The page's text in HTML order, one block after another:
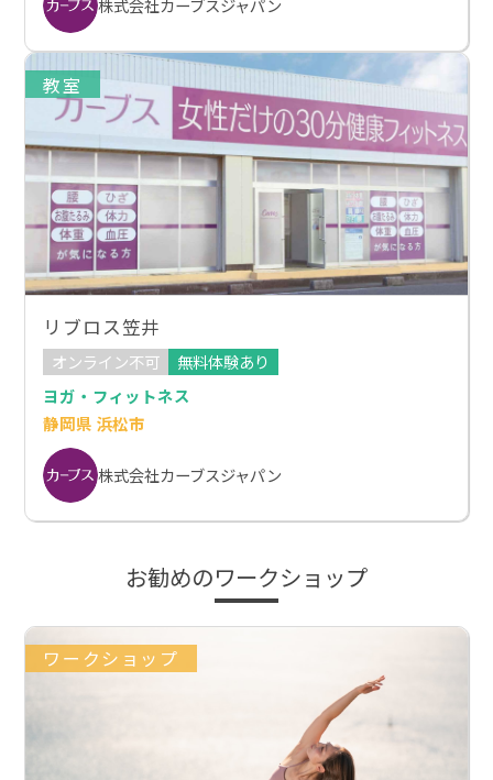
株式会社カーブスジャパン
教室
リブロス笠井
オンライン不可
無料体験あり
ヨガ・フィットネス
静岡県 浜松市
株式会社カーブスジャパン
お勧めのワークショップ
ワークショップ